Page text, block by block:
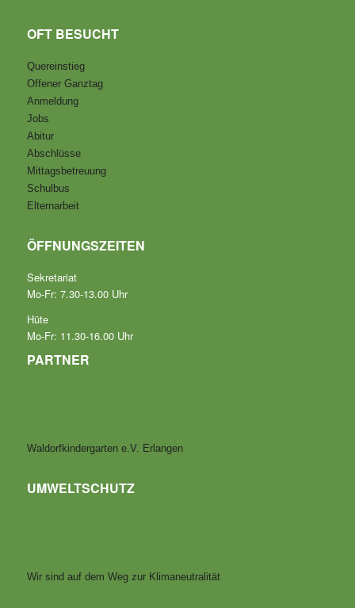
OFT BESUCHT
Quereinstieg
Offener Ganztag
Anmeldung
Jobs
Abitur
Abschlüsse
Mittagsbetreuung
Schulbus
Elternarbeit
ÖFFNUNGSZEITEN
Sekretariat
Mo-Fr: 7.30-13.00 Uhr
Hüte
Mo-Fr: 11.30-16.00 Uhr
PARTNER
Waldorfkindergarten e.V. Erlangen
UMWELTSCHUTZ
Wir sind auf dem Weg zur Klimaneutralität